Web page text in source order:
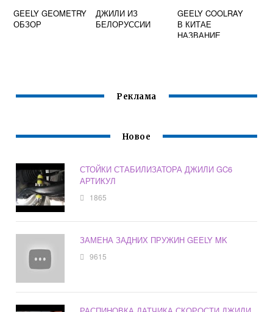
GEELY GEOMETRY
ОБЗОР
ДЖИЛИ ИЗ
БЕЛОРУССИИ
GEELY COOLRAY
В КИТАЕ
НАЗВАНИЕ
Реклама
Новое
СТОЙКИ СТАБИЛИЗАТОРА ДЖИЛИ GC6
АРТИКУЛ
1865
ЗАМЕНА ЗАДНИХ ПРУЖИН GEELY MK
9615